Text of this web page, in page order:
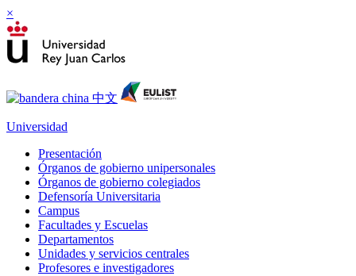
×
Universidad
Presentación
Órganos de gobierno unipersonales
Órganos de gobierno colegiados
Defensoría Universitaria
Campus
Facultades y Escuelas
Departamentos
Unidades y servicios centrales
Profesores e investigadores